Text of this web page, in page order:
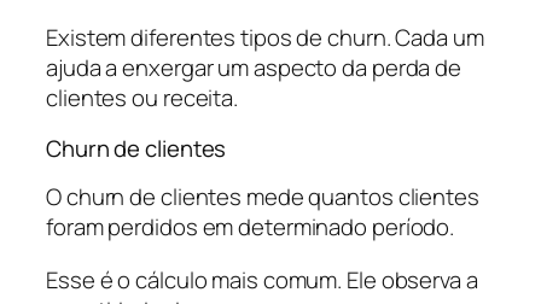
Existem diferentes tipos de churn. Cada um
ajuda a enxergar um aspecto da perda de
clientes ou receita.
Churn de clientes
O churn de clientes mede quantos clientes
foram perdidos em determinado período.
Esse é o cálculo mais comum. Ele observa a